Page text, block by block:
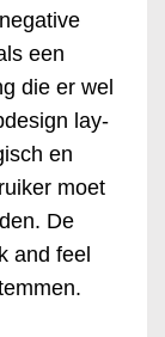
een
die er wel
lay-
en
moet
De
and feel